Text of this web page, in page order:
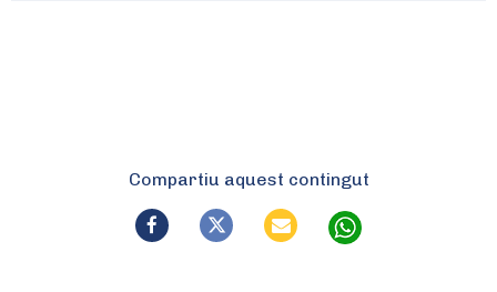
Compartiu aquest contingut